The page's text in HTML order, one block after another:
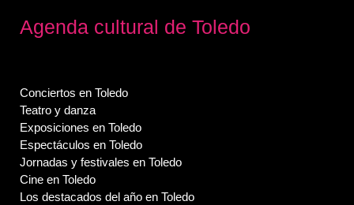
Agenda cultural de Toledo
Conciertos en Toledo
Teatro y danza
Exposiciones en Toledo
Espectáculos en Toledo
Jornadas y festivales en Toledo
Cine en Toledo
Los destacados del año en Toledo